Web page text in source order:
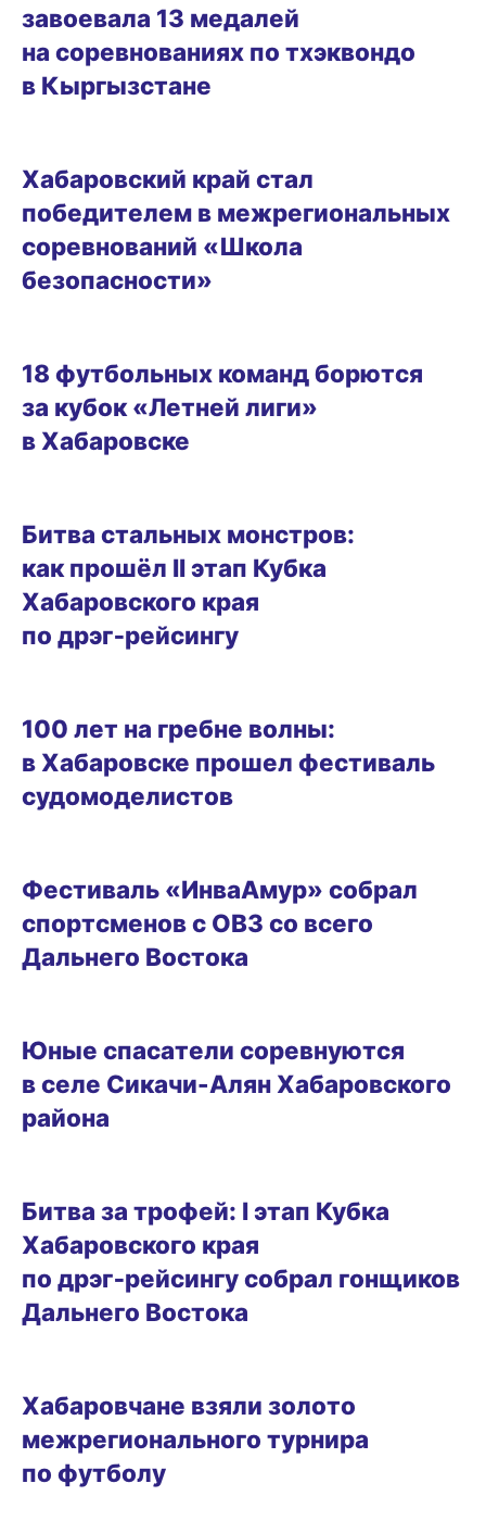
завоевала 13 медалей
на соревнованиях по тхэквондо
в Кыргызстане
Хабаровский край стал
победителем в межрегиональных
соревнований «Школа
безопасности»
18 футбольных команд борются
за кубок «Летней лиги»
в Хабаровске
Битва стальных монстров:
как прошёл II этап Кубка
Хабаровского края
по дрэг‑рейсингу
100 лет на гребне волны:
в Хабаровске прошел фестиваль
судомоделистов
Фестиваль «ИнваАмур» собрал
спортсменов с ОВЗ со всего
Дальнего Востока
Юные спасатели соревнуются
в селе Сикачи-Алян Хабаровского
района
Битва за трофей: I этап Кубка
Хабаровского края
по дрэг‑рейсингу собрал гонщиков
Дальнего Востока
Хабаровчане взяли золото
межрегионального турнира
по футболу